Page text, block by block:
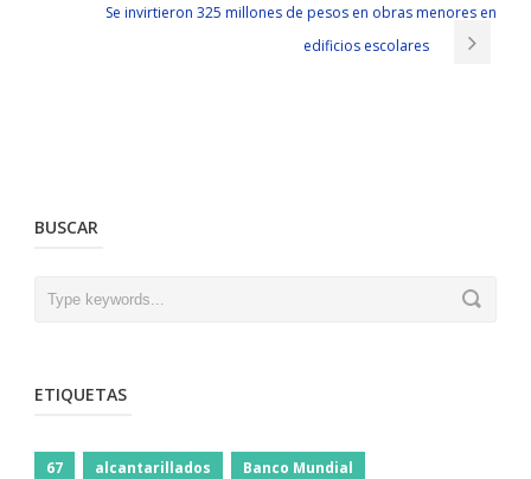
Se invirtieron 325 millones de pesos en obras menores en
edificios escolares
BUSCAR
ETIQUETAS
67 alcantarillados Banco Mundial